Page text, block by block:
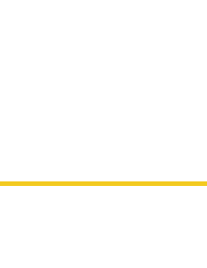
No3/A Kadıköy İstanbul